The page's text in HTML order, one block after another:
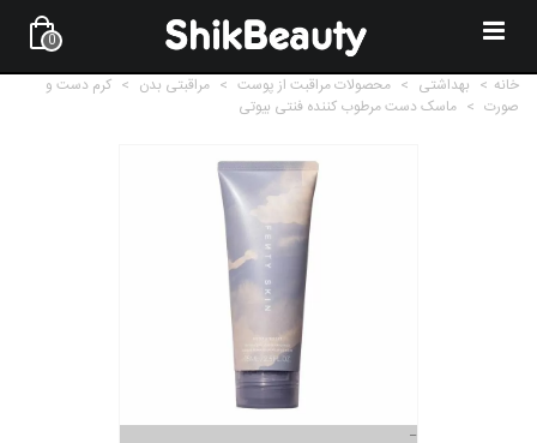
0
خانه > بهداشتی > محصولات مراقبت از پوست > مراقبتی بدن > کرم دست و
صورت > ماسک دست مرطوب کننده فنتی بیوتی